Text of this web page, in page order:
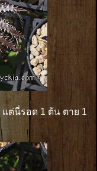
ต่นี่รอด 1 ต้น ตาย 1